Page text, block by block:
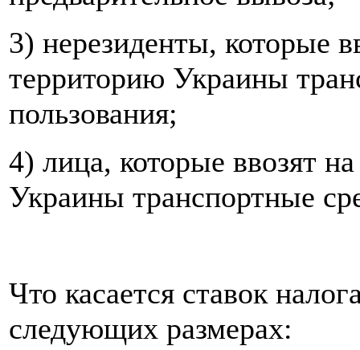
3) нерезиденты, которые
территорию Украины
пользования;
4) лица, которые ввозят
Украины транспортные
Что касается ставок
следующих размерах: